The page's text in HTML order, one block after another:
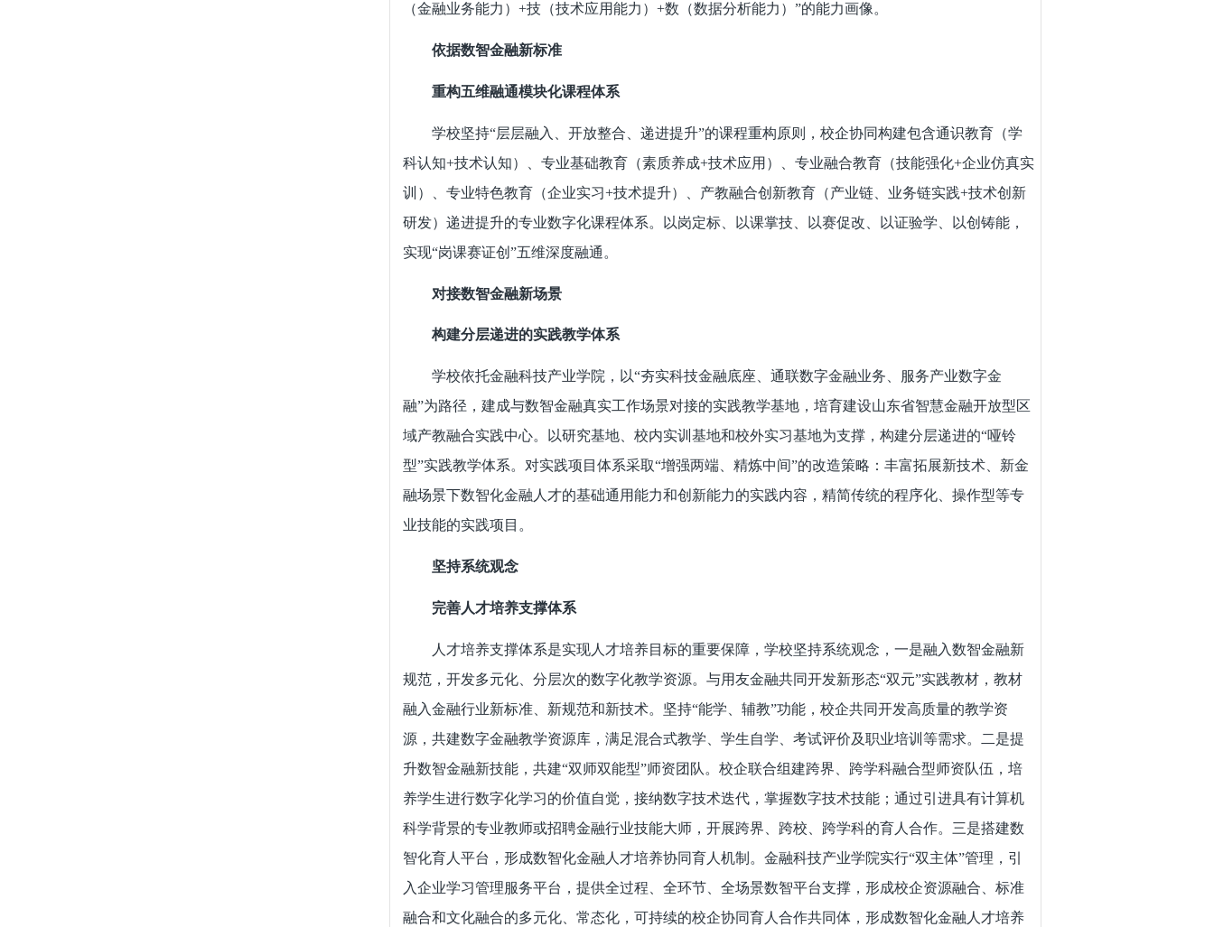
（金融业务能力）+技（技术应用能力）+数（数据分析能力）”的能力画像。
依据数智金融新标准
重构五维融通模块化课程体系
学校坚持“层层融入、开放整合、递进提升”的课程重构原则，校企协同构建包含通识教育（学
科认知+技术认知）、专业基础教育（素质养成+技术应用）、专业融合教育（技能强化+企业仿真实
训）、专业特色教育（企业实习+技术提升）、产教融合创新教育（产业链、业务链实践+技术创新
研发）递进提升的专业数字化课程体系。以岗定标、以课掌技、以赛促改、以证验学、以创铸能，
实现“岗课赛证创”五维深度融通。
对接数智金融新场景
构建分层递进的实践教学体系
学校依托金融科技产业学院，以“夯实科技金融底座、通联数字金融业务、服务产业数字金
融”为路径，建成与数智金融真实工作场景对接的实践教学基地，培育建设山东省智慧金融开放型区
域产教融合实践中心。以研究基地、校内实训基地和校外实习基地为支撑，构建分层递进的“哑铃
型”实践教学体系。对实践项目体系采取“增强两端、精炼中间”的改造策略：丰富拓展新技术、新金
融场景下数智化金融人才的基础通用能力和创新能力的实践内容，精简传统的程序化、操作型等专
业技能的实践项目。
坚持系统观念
完善人才培养支撑体系
人才培养支撑体系是实现人才培养目标的重要保障，学校坚持系统观念，一是融入数智金融新
规范，开发多元化、分层次的数字化教学资源。与用友金融共同开发新形态“双元”实践教材，教材
融入金融行业新标准、新规范和新技术。坚持“能学、辅教”功能，校企共同开发高质量的教学资
源，共建数字金融教学资源库，满足混合式教学、学生自学、考试评价及职业培训等需求。二是提
升数智金融新技能，共建“双师双能型”师资团队。校企联合组建跨界、跨学科融合型师资队伍，培
养学生进行数字化学习的价值自觉，接纳数字技术迭代，掌握数字技术技能；通过引进具有计算机
科学背景的专业教师或招聘金融行业技能大师，开展跨界、跨校、跨学科的育人合作。三是搭建数
智化育人平台，形成数智化金融人才培养协同育人机制。金融科技产业学院实行“双主体”管理，引
入企业学习管理服务平台，提供全过程、全环节、全场景数智平台支撑，形成校企资源融合、标准
融合和文化融合的多元化、常态化，可持续的校企协同育人合作共同体，形成数智化金融人才培养